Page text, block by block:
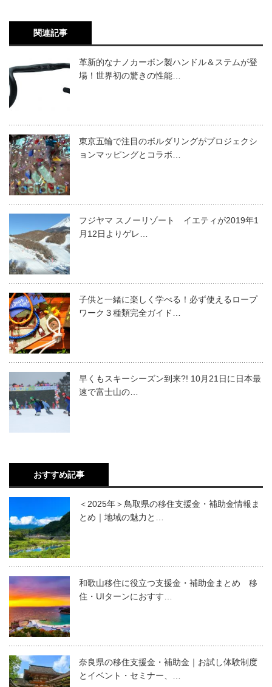
関連記事
革新的なナノカーボン製ハンドル＆ステムが登
場！世界初の驚きの性能…
東京五輪で注目のボルダリングがプロジェクシ
ョンマッピングとコラボ…
フジヤマ スノーリゾート イエティが2019年1
月12日よりゲレ…
子供と一緒に楽しく学べる！必ず使えるロープ
ワーク３種類完全ガイド…
早くもスキーシーズン到来?! 10月21日に日本最
速で富士山の…
おすすめ記事
＜2025年＞鳥取県の移住支援金・補助金情報ま
とめ｜地域の魅力と…
和歌山移住に役立つ支援金・補助金まとめ 移
住・UIターンにおすす…
奈良県の移住支援金・補助金｜お試し体験制度
とイベント・セミナー、…